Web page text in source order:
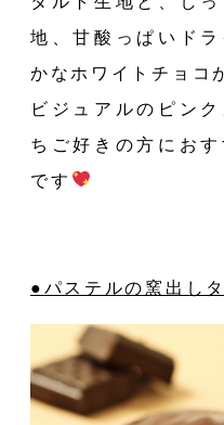
地、甘酸っぱいド
かなホワイトチョコ
ビジュアルのピン
ちご好きの方にお
です
●パステルの窯出し